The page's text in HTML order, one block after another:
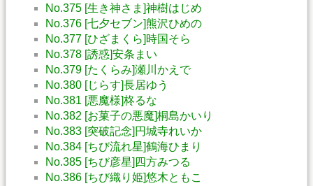
No.375 [生き神さま]神樹はじめ
No.376 [七夕セブン]熊沢ひめの
No.377 [ひざまくら]時国そら
No.378 [誘惑]安条まい
No.379 [たくらみ]瀬川かえで
No.380 [じらす]長居ゆう
No.381 [悪魔様]柊るな
No.382 [お菓子の悪魔]桐島かいり
No.383 [突破記念]円城寺れいか
No.384 [ちび流れ星]鶴海ひまり
No.385 [ちび彦星]四方みつる
No.386 [ちび織り姫]悠木ともこ